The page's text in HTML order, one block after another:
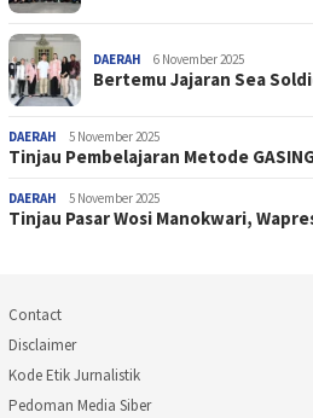
DAERAH 6 November 2025
Bertemu Jajaran Sea
DAERAH 5 November 2025
Tinjau Pembelajaran Metode
DAERAH 5 November 2025
Tinjau Pasar Wosi Manokwari,
Contact
Disclaimer
Kode Etik Jurnalistik
Pedoman Media Siber